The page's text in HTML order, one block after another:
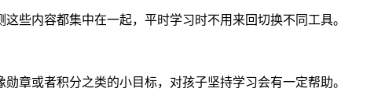
些内容都集中在一起，平时学习时不用来回切换不同工具。
章或者积分之类的小目标，对孩子坚持学习会有一定帮助。